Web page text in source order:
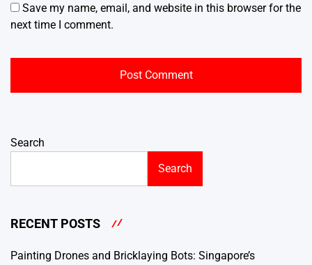
Save my name, email, and website in this browser for the
next time I comment.
Search
Search
RECENT POSTS
Painting Drones and Bricklaying Bots: Singapore’s